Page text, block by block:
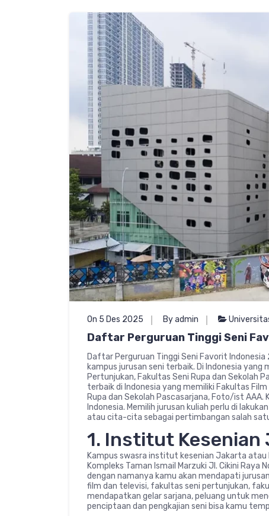
On 5 Des 2025 By admin
Daftar Perguruan Tinggi Seni
Daftar Perguruan Tinggi Seni Favorit
kampus jurusan seni terbaik. Di Indonesia yang
Pertunjukan, Fakultas Seni Rupa dan Sekolah
terbaik di Indonesia yang memiliki Fakultas
Rupa dan Sekolah Pascasarjana, Foto/ist
Indonesia. Memilih jurusan kuliah perlu di
atau cita-cita sebagai pertimbangan salah
1. Institut Kesenian
Kampus swasra institut kesenian Jakarta atau
Kompleks Taman Ismail Marzuki Jl. Cikini Raya
dengan namanya kamu akan mendapati
film dan televisi, fakultas seni pertunjukan,
mendapatkan gelar sarjana, peluang untuk
penciptaan dan pengkajian seni bisa kamu